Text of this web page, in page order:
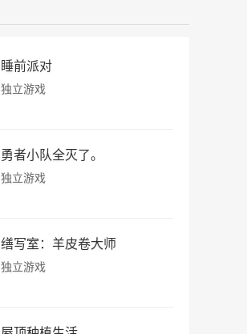
睡前派对
独立游戏
勇者小队全灭了。
独立游戏
缮写室：羊皮卷大师
独立游戏